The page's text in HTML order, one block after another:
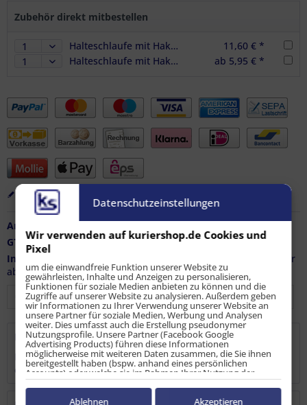
Zubehör direkt mitbestellen
Halteschlaufe mit Haken für Zwischenwandverschlüsse - im 2er Set
11,60 € *
Halteschlaufe mit Haken für Zwischenwandverschlüsse
ab 5,95 € *
Merken
Artikel-Nr.:
LS-ZW-10252
GTIN / EAN:
4250748800912
Info:
Achtung wichtiger Hinweis: Artikel nur
ab Mindestabnahmemenge 5 Stück lieferbar.
Beschreibung
PAT - Einmalig mit Patent - Spannbretter mit System Das
einzige Spannbrett mit 1250...mehr
Datenschutzeinstellungen
Wir verwenden auf kuriershop.de Cookies und
Pixel
um die einwandfreie Funktion unserer Website zu
gewährleisten, Inhalte und Anzeigen zu personalisieren,
Funktionen für soziale Medien anbieten zu können und die
Zugriffe auf unserer Website zu analysieren. Außerdem geben
wir Informationen zu Ihrer Verwendung unserer Website an
unsere Partner für soziale Medien, Werbung und Analysen
weiter. Dies umfasst auch die Erstellung pseudonymer
Nutzungsprofile. Unsere Partner (Facebook Google
Advertising Products) führen diese Informationen
möglicherweise mit weiteren Daten zusammen, die Sie ihnen
bereitgestellt haben (bspw. anhand eines persönlichen
Accounts) oder welche sie im Rahmen Ihrer Nutzung der
Dienste gesammelt haben (bspw. Nutzungsdaten anderer
Geräte). Ihre Einwilligung zur Nutzung von Cookies und Pixeln
können Sie jederzeit widerrufen, indem Sie auf den
Ablehnen Akzeptieren